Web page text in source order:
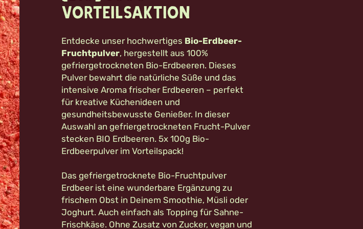
Vorteilsaktion
Entdecke unser hochwertiges Bio-Erdbeer-
Fruchtpulver, hergestellt aus 100%
gefriergetrockneten Bio-Erdbeeren. Dieses
Pulver bewahrt die natürliche Süße und das
intensive Aroma frischer Erdbeeren – perfekt
für kreative Küchenideen und
gesundheitsbewusste Genießer. In dieser
Auswahl an gefriergetrockneten Frucht-Pulver
stecken BIO Erdbeeren. 5x 100g Bio-
Erdbeerpulver im Vorteilspack!
Das gefriergetrocknete Bio-Fruchtpulver
Erdbeer ist eine wunderbare Ergänzung zu
frischem Obst in Deinem Smoothie, Müsli oder
Joghurt. Auch einfach als Topping für Sahne-
Frischkäse. Ohne Zusatz von Zucker, vegan und